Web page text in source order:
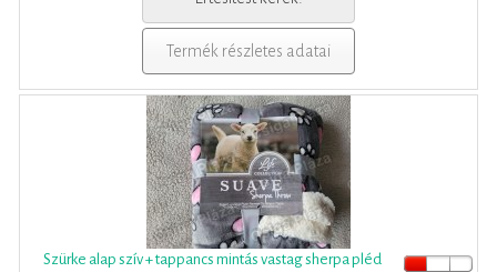
Termék részletes adatai
Szürke alap szív + tappancs mintás vastag sherpa pléd